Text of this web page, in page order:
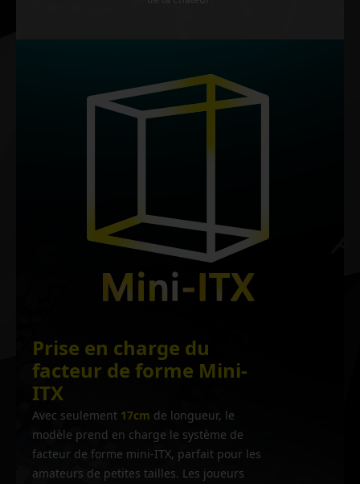
Prise en charge du
facteur de forme Mini-
ITX
Avec seulement 17cm de longueur, le
modèle prend en charge le système de
facteur de forme mini-ITX, parfait pour les
amateurs de petites tailles. Les joueurs